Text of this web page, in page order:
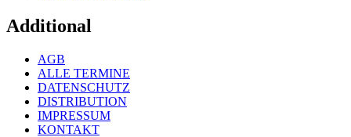
Additional
AGB
ALLE TERMINE
DATENSCHUTZ
DISTRIBUTION
IMPRESSUM
KONTAKT